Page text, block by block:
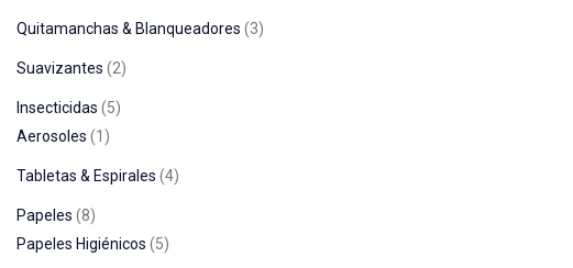
Quitamanchas & Blanqueadores 3
Suavizantes 2
Insecticidas
5
Aerosoles
1
Tabletas & Espirales 4
Papeles 8
Papeles Higiénicos
5